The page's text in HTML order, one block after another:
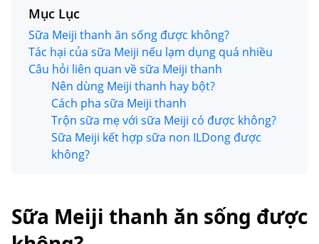
Mục Lục
Sữa Meiji thanh ăn sống được không?
Tác hại của sữa Meiji nếu lạm dụng quá nhiều
Câu hỏi liên quan về sữa Meiji thanh
Nên dùng Meiji thanh hay bột?
Cách pha sữa Meiji thanh
Trộn sữa mẹ với sữa Meiji có được không?
Sữa Meiji kết hợp sữa non ILDong được
không?
Sữa Meiji thanh ăn sống được